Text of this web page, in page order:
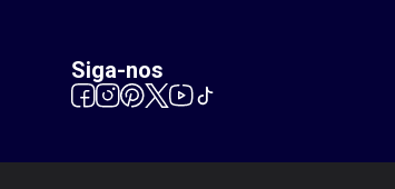
Siga-nos